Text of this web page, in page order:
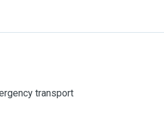
transport